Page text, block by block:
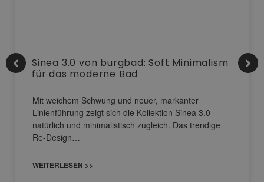
Sinea 3.0 von burgbad: Soft Minimalism
für das moderne Bad
Mit weichem Schwung und neuer, markanter
Linienführung zeigt sich die Kollektion Sinea 3.0
natürlich und minimalistisch zugleich. Das trendige
Re-Design…
WEITERLESEN >>